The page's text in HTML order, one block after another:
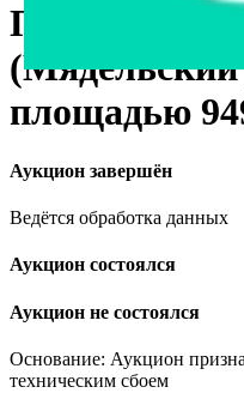
Помещение в
площадью
Аукцион завершён
Ведётся обработка данных
Аукцион состоялся
Аукцион не состоялся
Основание: Аукцион
техническим сбоем